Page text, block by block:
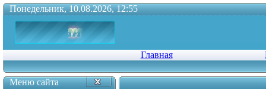
Понедельник, 10.08.2026, 12:55
Главная
Меню сайта